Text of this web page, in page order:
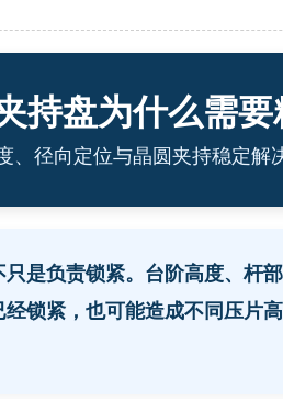
持盘为什么需要
、径向定位与晶圆夹持稳定解
是负责锁紧。台阶高度、杆
锁紧，也可能造成不同压片